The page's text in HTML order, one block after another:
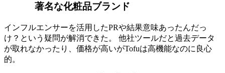
著名な化粧品ブランド
インフルエンサーを活用したPRや結果意味あったんだっ
け？という疑問が解消できた。 他社ツールだと過去データ
が取れなかったり、価格が高いがTofuは高機能なのに良心
的。